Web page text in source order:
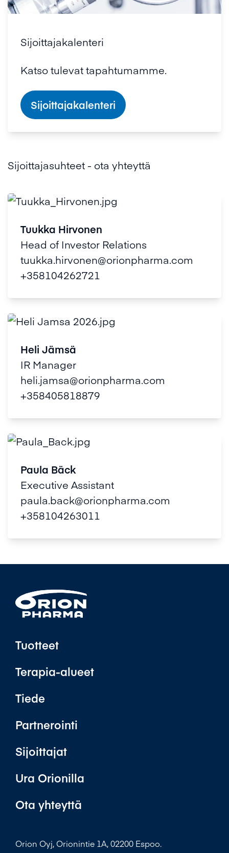
Sijoittajakalenteri
Katso tulevat tapahtumamme.
Sijoittajakalenteri
Sijoittajasuhteet - ota yhteyttä
Tuukka Hirvonen
Head of Investor Relations
tuukka.hirvonen@orionpharma.com
+358104262721
Heli Jämsä
IR Manager
heli.jamsa@orionpharma.com
+358405818879
Paula Bäck
Executive Assistant
paula.back@orionpharma.com
+358104263011
Tuotteet
Terapia-alueet
Tiede
Partnerointi
Sijoittajat
Ura Orionilla
Ota yhteyttä
Orion Oyj, Orionintie 1A, 02200 Espoo.